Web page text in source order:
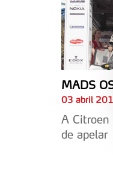
MADS
03 abril
A Citroen
de apelar